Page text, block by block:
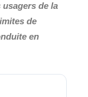
de la
de
en